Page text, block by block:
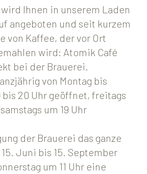
Ihnen in unserem Laden
angeboten und seit kurzem
von Kaffee, der vor Ort
wird: Atomik Café
bei der Brauerei.
von Montag bis
bis 20 Uhr geöffnet, freitags
um 19 Uhr
der Brauerei das ganze
Juni bis 15. September
um 11 Uhr eine